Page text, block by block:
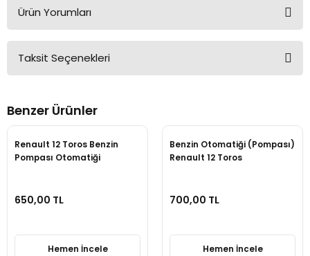
Ürün Yorumları
Bu ürüne ilk yorumu siz yapın!
Taksit Seçenekleri
Benzer Ürünler
Renault 12 Toros Benzin
Pompası Otomatiği
650,00 TL
Hemen İncele
Benzin Otomatiği (Pompası)
Renault 12 Toros
700,00 TL
Hemen İncele